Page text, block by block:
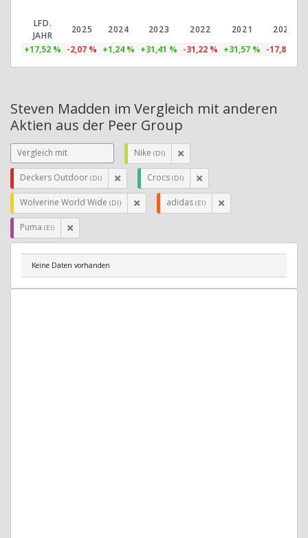
LFD.
JAHR
2025 2024 2023 2022 2021
2020
+17,52 % -2,07 % +1,24 % +31,41 % -31,22 % +31,57 % -17,88 %
Steven Madden im Vergleich mit anderen
Aktien aus der Peer Group
Nike (DI)
Deckers Outdoor (DI) Crocs (DI)
Wolverine World Wide (DI) adidas (EI)
Puma (EI)
Keine Daten vorhanden